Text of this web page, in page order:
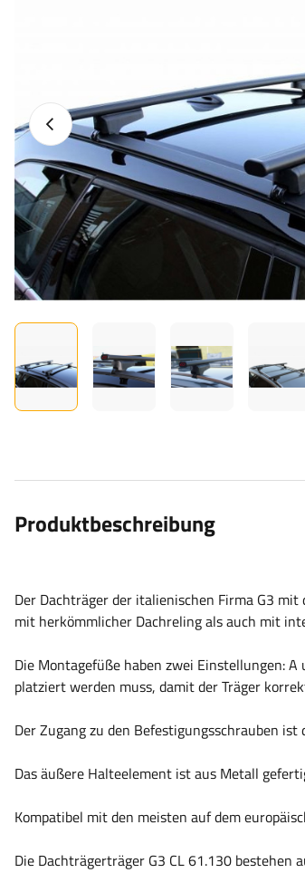
Vorheriges Foto
Produktbeschreibung
Der Dachträger der italienischen Firma G3
mit herkömmlicher Dachreling als auch mit
Die Montagefüße haben zwei Einstellungen:
platziert werden muss, damit der Träger
Der Zugang zu den Befestigungsschrauben
Das äußere Halteelement ist aus Metall
Kompatibel mit den meisten auf dem
Die Dachträgerträger G3 CL 61.130